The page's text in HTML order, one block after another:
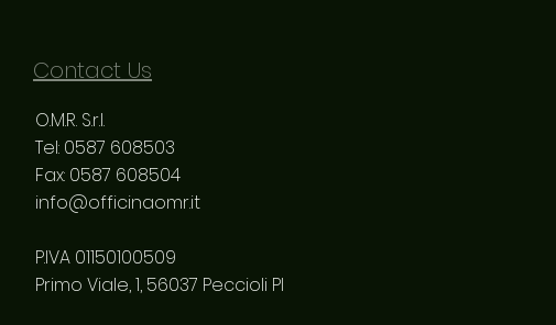
Contact Us
O.M.R. S.r.l.
Tel: 0587 608503
Fax: 0587 608504
info@officinaomr.it
P.IVA 01150100509
Primo Viale, 1, 56037 Peccioli PI